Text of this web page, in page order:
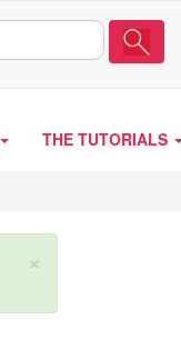
THE TUTORIALS
×